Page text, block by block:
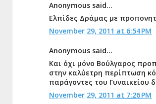
Anonymous said...
Ελπίδες Δράμας με
November 29, 2011 at 6:54 PM
Anonymous said...
Και όχι μόνο Βούλγαρος
στην καλύετρη περίπτωση
παράγοντες του Γυναικείου
November 29, 2011 at 7:26 PM